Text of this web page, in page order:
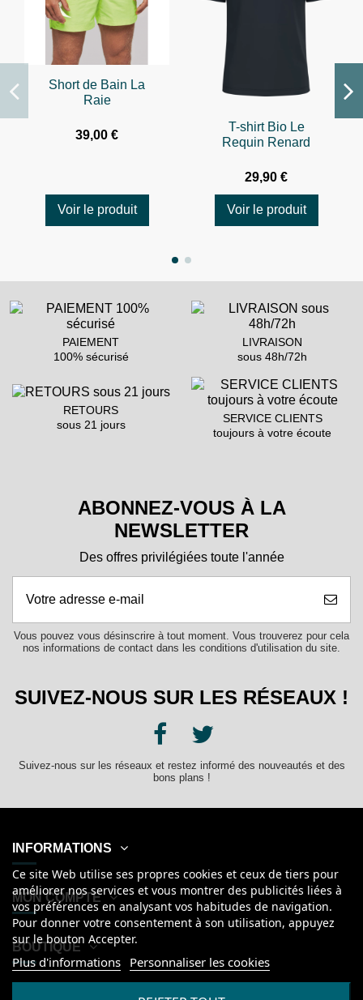
Short de Bain La
Raie
39,00 €
Voir le produit
T-shirt Bio Le
Requin Renard
29,90 €
Voir le produit
PAIEMENT
100% sécurisé
LIVRAISON
sous 48h/72h
RETOURS
sous 21 jours
SERVICE CLIENTS
toujours à votre écoute
ABONNEZ-VOUS À LA
NEWSLETTER
Des offres privilégiées toute l'année
Vous pouvez vous désinscrire à tout moment. Vous trouverez pour cela
nos informations de contact dans les conditions d'utilisation du site.
SUIVEZ-NOUS SUR LES RÉSEAUX !
Suivez-nous sur les réseaux et restez informé des nouveautés et des
bons plans !
INFORMATIONS
MON COMPTE
BOUTIQUE
Ce site Web utilise ses propres cookies et ceux de tiers pour
améliorer nos services et vous montrer des publicités liées à
vos préférences en analysant vos habitudes de navigation.
Pour donner votre consentement à son utilisation, appuyez
sur le bouton Accepter.
Plus d'informations Personnaliser les cookies